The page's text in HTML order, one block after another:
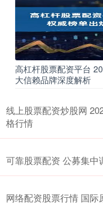
高杠杆股票配资平台
大信赖品牌深度解析
线上股票配资炒股网
格行情
可靠股票配资 公募集中
网络配资股票行情 国